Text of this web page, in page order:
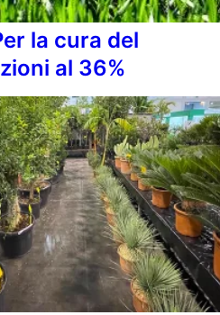
la cura del
al 36%